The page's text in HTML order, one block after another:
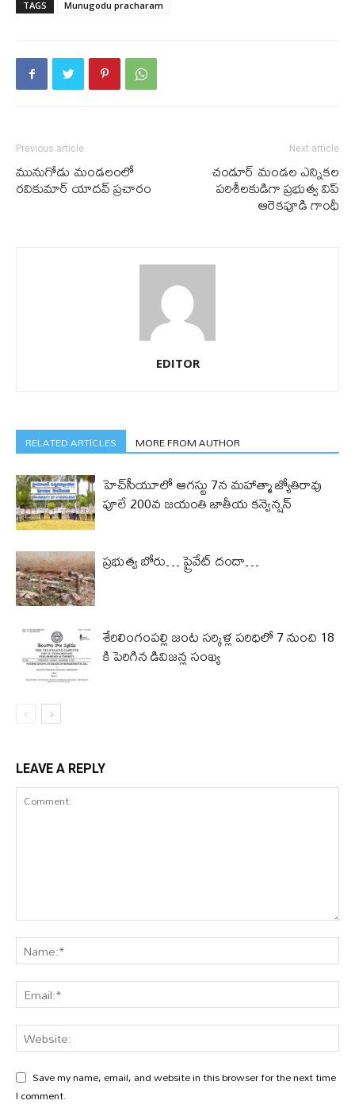
TAGS Munugodu pracharam
Previous article
మునుగోడు మండలంలో
రవికుమార్ యాదవ్ ప్రచారం
Next article
చండూర్ మండల ఎన్నికల
పరిశీలకుడిగా ప్రభుత్వ విప్
ఆరెకపూడి గాంధీ
EDITOR
RELATED ARTICLES MORE FROM AUTHOR
హెచ్‌సీయూలో ఆగస్టు 7న మహాత్మా జ్యోతిరావు
పూలే 200వ జయంతి జాతీయ కన్వెన్షన్
ప్రభుత్వ బోరు… ప్రైవేట్ దందా…
శేరిలింగంపల్లి జంట సర్కిళ్ల పరిధిలో 7 నుంచి 18
కి పెరిగిన డివిజన్ల సంఖ్య
LEAVE A REPLY
Save my name, email, and website in this browser for the next time
I comment.